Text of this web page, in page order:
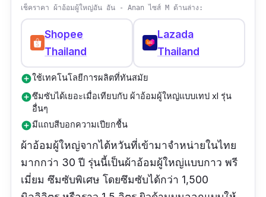
เช็คราคา ผ้าอ้อมผู้ใหญ่อัน อัน - Anan ไซส์ M ด้านล่าง:
Shopee
Thailand
Lazada
Thailand
add_circleใช้เทคโนโลยีการผลิตที่ทันสมัย
add_circleซึมซับได้เยอะเมื่อเทียบกับ ผ้าอ้อมผู้ใหญ่แบบเทป xl รุ่น
อื่นๆ
add_circleมีแถบสีบอกความเปียกชื้น
ผ้าอ้อมผู้ใหญ่จากไต้หวันที่เข้ามาจำหน่ายในไทย
มากกว่า 30 ปี รุ่นนี้เป็นผ้าอ้อมผู้ใหญ่แบบกาว พรี
เมี่ยม ซึมซับพิเศษ โดยซึมซับได้กว่า 1,500